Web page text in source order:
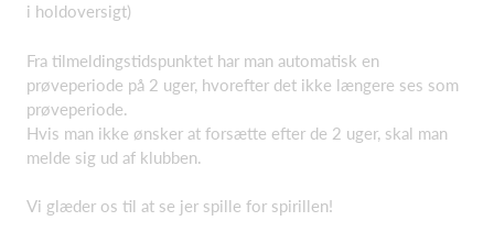
i holdoversigt)
Fra tilmeldingstidspunktet har man automatisk en
prøveperiode på 2 uger, hvorefter det ikke længere ses som
prøveperiode.
Hvis man ikke ønsker at forsætte efter de 2 uger, skal man
melde sig ud af klubben.
Vi glæder os til at se jer spille for spirillen!